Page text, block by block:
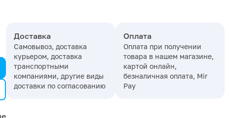
Доставка
Самовывоз, доставка
курьером, доставка
транспортными
компаниями, другие виды
доставки по согласованию
Оплата
Оплата при получении
товара в нашем магазине,
картой онлайн,
безналичная оплата, Mir
Pay